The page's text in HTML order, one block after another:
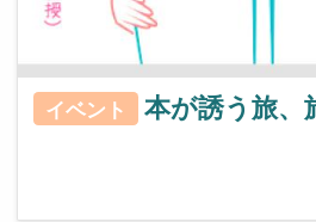
イベント 本が誘う旅、